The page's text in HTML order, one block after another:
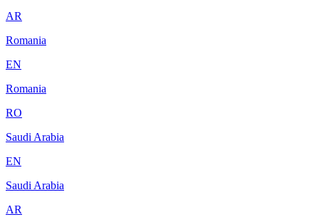
AR
Romania
EN
Romania
RO
Saudi Arabia
EN
Saudi Arabia
AR